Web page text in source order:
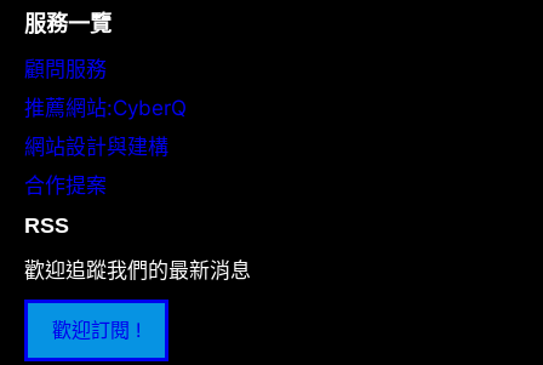
服務一覽
顧問服務
推薦網站:CyberQ
網站設計與建構
合作提案
RSS
歡迎追蹤我們的最新消息
歡迎訂閱 !